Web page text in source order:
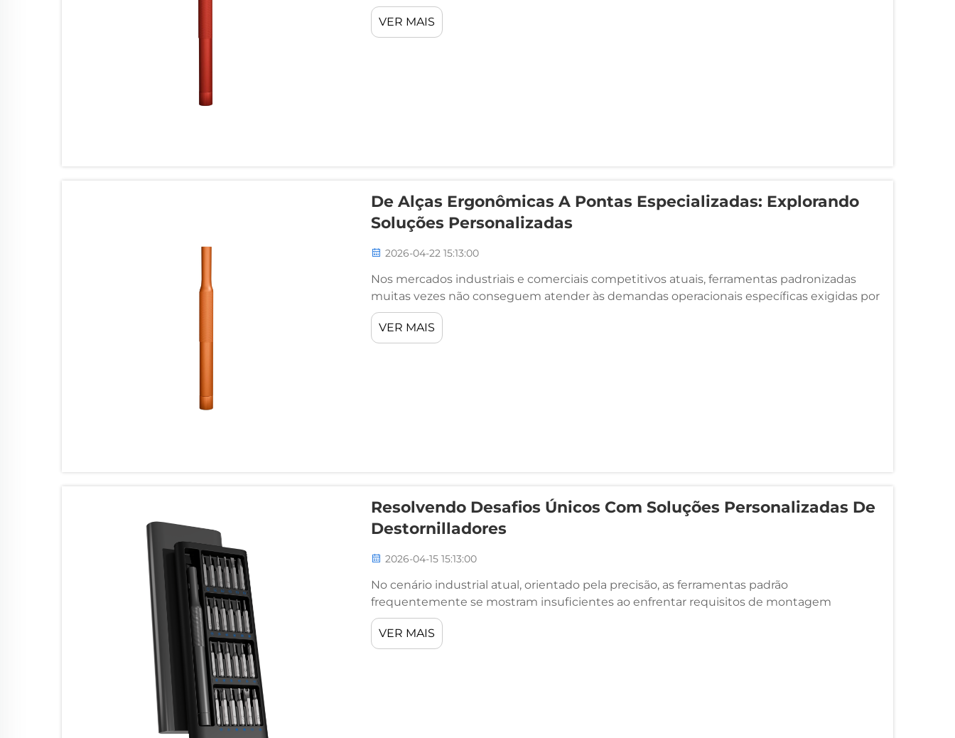
custos operacionais, a qualidade do produto e o posicionamento competitivo no
mercado. Um fator frequentemente negligenciado...
VER MAIS
De Alças Ergonômicas A Pontas Especializadas: Explorando
Soluções Personalizadas
2026-04-22 15:13:00
Nos mercados industriais e comerciais competitivos atuais, ferramentas padronizadas
muitas vezes não conseguem atender às demandas operacionais específicas exigidas por
aplicações diversas. À medida que os processos de manufatura se tornam mais
especializados e as expectativas de qualidade aumentam...
VER MAIS
Resolvendo Desafios Únicos Com Soluções Personalizadas De
Destornilladores
2026-04-15 15:13:00
No cenário industrial atual, orientado pela precisão, as ferramentas padrão
frequentemente se mostram insuficientes ao enfrentar requisitos de montagem
especializados, designs proprietários de fixadores ou restrições ergonômicas únicas a
determinados fluxos de trabalho. Seja você responsável pela gestão...
VER MAIS